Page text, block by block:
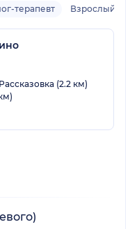
терапевт Взрослый
Рассказовка (2.2 км)